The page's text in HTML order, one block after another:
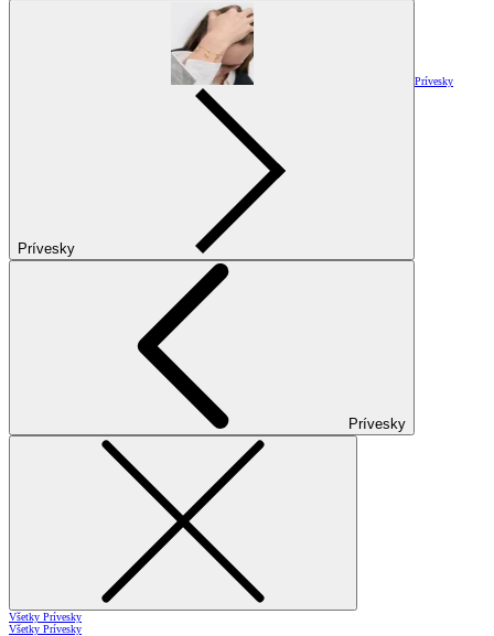
Prívesky
Prívesky
Prívesky
Všetky Prívesky
Všetky Prívesky